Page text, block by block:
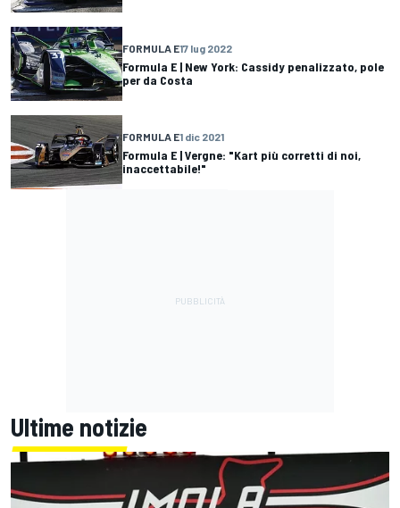
FORMULA E17 lug 2022
Formula E | New York: Cassidy penalizzato, pole
per da Costa
FORMULA E1 dic 2021
Formula E | Vergne: "Kart più corretti di noi,
inaccettabile!"
Ultime notizie